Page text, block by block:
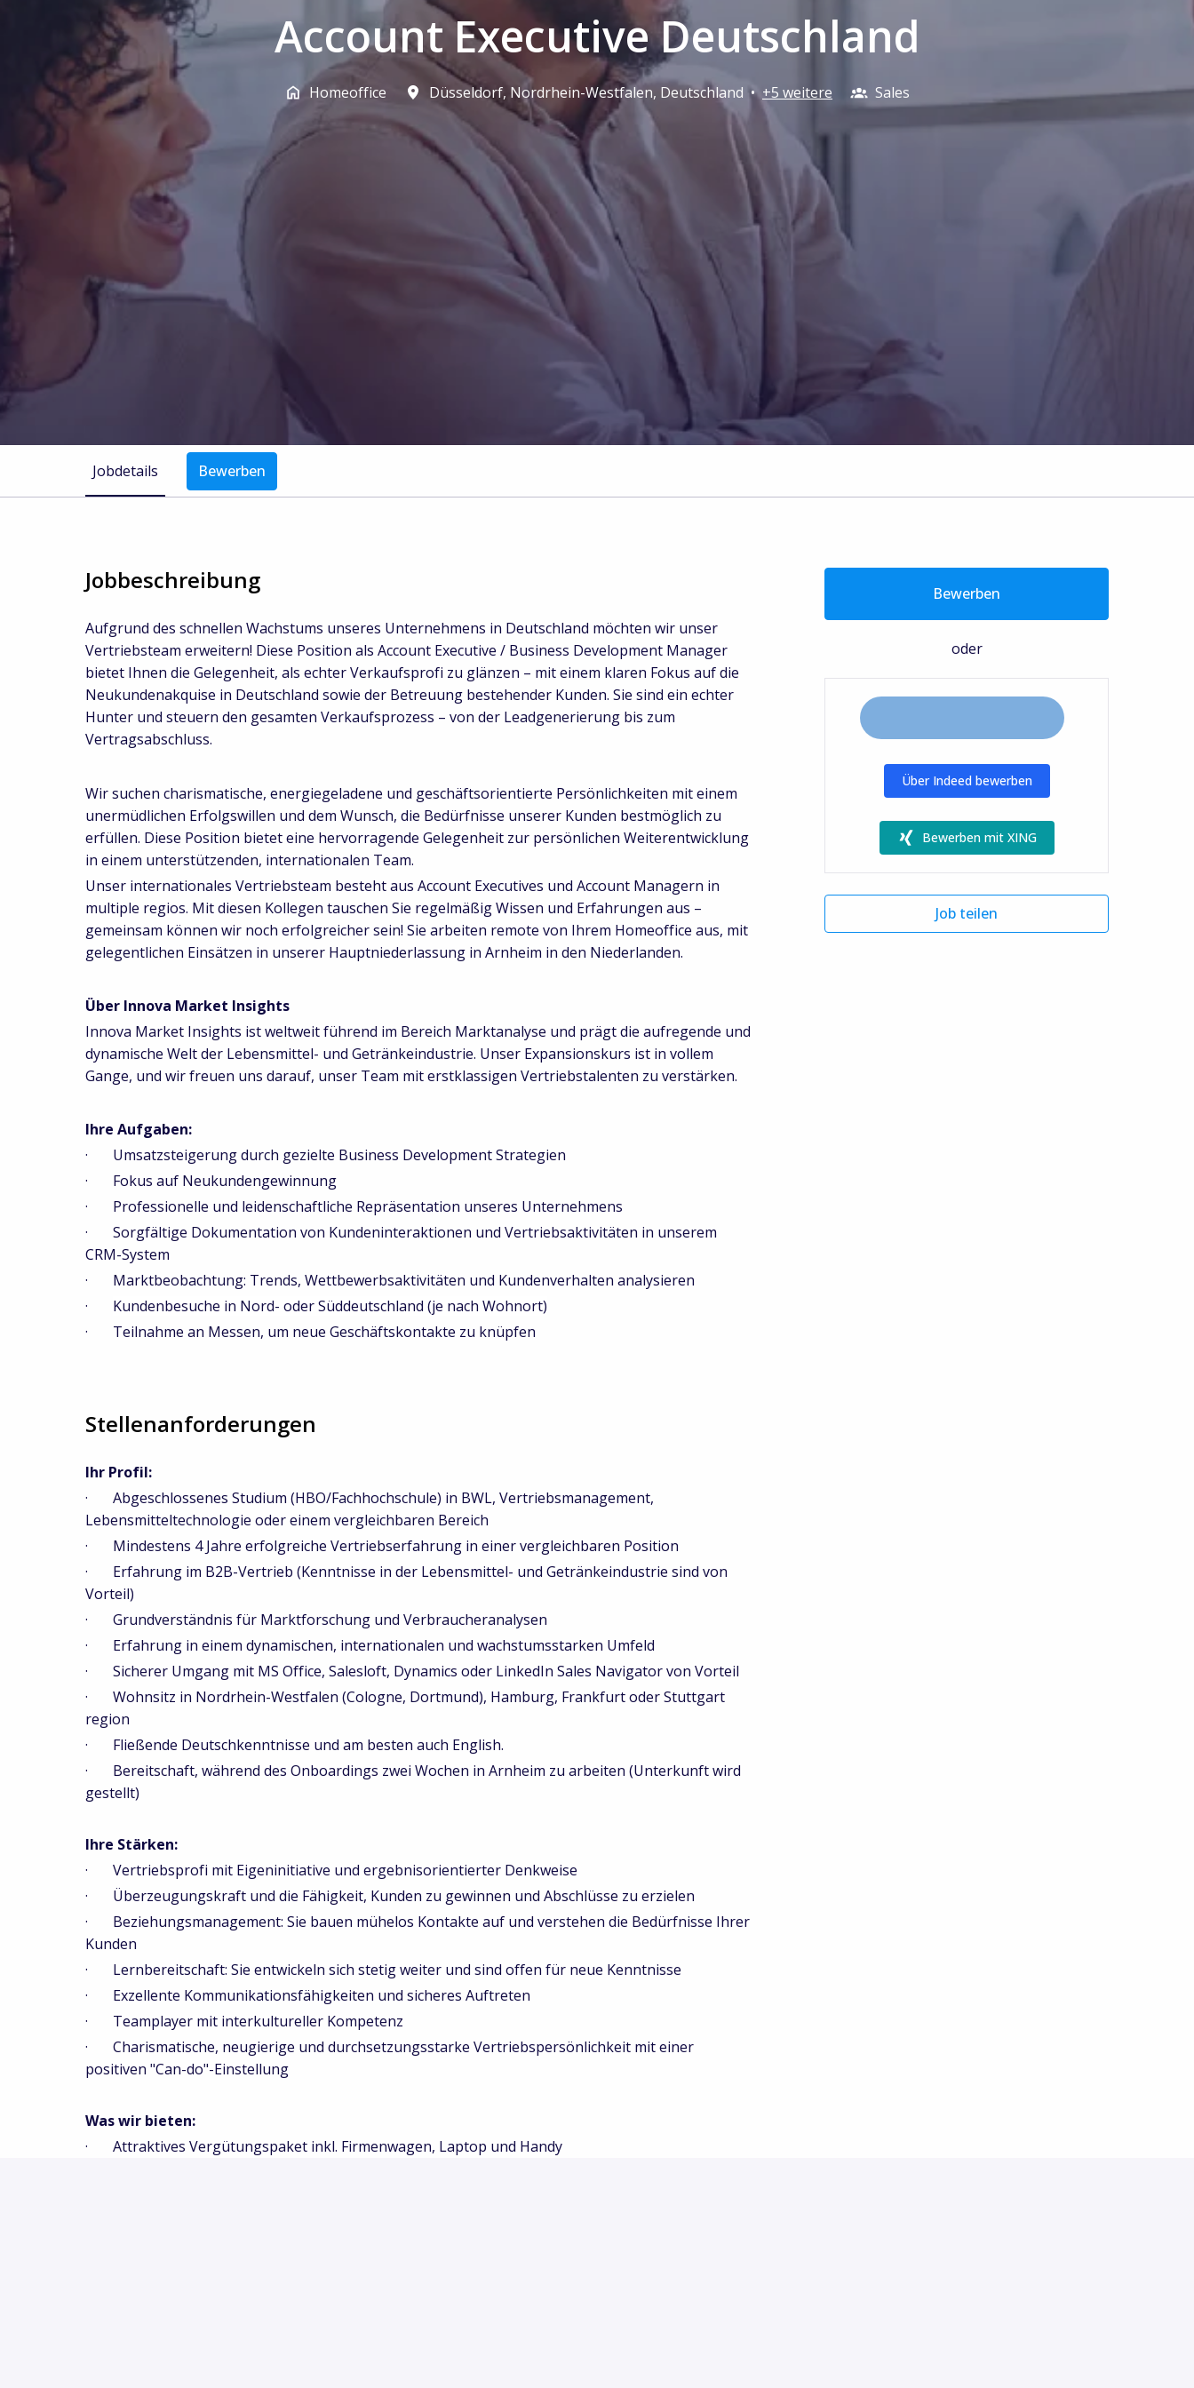
Account Executive Deutschland
Homeoffice Düsseldorf, Nordrhein-Westfalen, Deutschland • +5 weitere Sales
Jobdetails Bewerben
Jobbeschreibung
Aufgrund des schnellen Wachstums unseres Unternehmens in Deutschland möchten wir unser
Vertriebsteam erweitern! Diese Position als Account Executive / Business Development Manager
bietet Ihnen die Gelegenheit, als echter Verkaufsprofi zu glänzen – mit einem klaren Fokus auf die
Neukundenakquise in Deutschland sowie der Betreuung bestehender Kunden. Sie sind ein echter
Hunter und steuern den gesamten Verkaufsprozess – von der Leadgenerierung bis zum
Vertragsabschluss.
Wir suchen charismatische, energiegeladene und geschäftsorientierte Persönlichkeiten mit einem
unermüdlichen Erfolgswillen und dem Wunsch, die Bedürfnisse unserer Kunden bestmöglich zu
erfüllen. Diese Position bietet eine hervorragende Gelegenheit zur persönlichen Weiterentwicklung
in einem unterstützenden, internationalen Team.
Unser internationales Vertriebsteam besteht aus Account Executives und Account Managern in
multiple regios. Mit diesen Kollegen tauschen Sie regelmäßig Wissen und Erfahrungen aus –
gemeinsam können wir noch erfolgreicher sein! Sie arbeiten remote von Ihrem Homeoffice aus, mit
gelegentlichen Einsätzen in unserer Hauptniederlassung in Arnheim in den Niederlanden.
Über Innova Market Insights
Innova Market Insights ist weltweit führend im Bereich Marktanalyse und prägt die aufregende und
dynamische Welt der Lebensmittel- und Getränkeindustrie. Unser Expansionskurs ist in vollem
Gange, und wir freuen uns darauf, unser Team mit erstklassigen Vertriebstalenten zu verstärken.
Ihre Aufgaben:
· Umsatzsteigerung durch gezielte Business Development Strategien
· Fokus auf Neukundengewinnung
· Professionelle und leidenschaftliche Repräsentation unseres Unternehmens
· Sorgfältige Dokumentation von Kundeninteraktionen und Vertriebsaktivitäten in unserem
CRM-System
· Marktbeobachtung: Trends, Wettbewerbsaktivitäten und Kundenverhalten analysieren
· Kundenbesuche in Nord- oder Süddeutschland (je nach Wohnort)
· Teilnahme an Messen, um neue Geschäftskontakte zu knüpfen
Stellenanforderungen
Ihr Profil:
· Abgeschlossenes Studium (HBO/Fachhochschule) in BWL, Vertriebsmanagement,
Lebensmitteltechnologie oder einem vergleichbaren Bereich
· Mindestens 4 Jahre erfolgreiche Vertriebserfahrung in einer vergleichbaren Position
· Erfahrung im B2B-Vertrieb (Kenntnisse in der Lebensmittel- und Getränkeindustrie sind von
Vorteil)
· Grundverständnis für Marktforschung und Verbraucheranalysen
· Erfahrung in einem dynamischen, internationalen und wachstumsstarken Umfeld
· Sicherer Umgang mit MS Office, Salesloft, Dynamics oder LinkedIn Sales Navigator von Vorteil
· Wohnsitz in Nordrhein-Westfalen (Cologne, Dortmund), Hamburg, Frankfurt oder Stuttgart
region
· Fließende Deutschkenntnisse und am besten auch English.
· Bereitschaft, während des Onboardings zwei Wochen in Arnheim zu arbeiten (Unterkunft wird
gestellt)
Ihre Stärken:
· Vertriebsprofi mit Eigeninitiative und ergebnisorientierter Denkweise
· Überzeugungskraft und die Fähigkeit, Kunden zu gewinnen und Abschlüsse zu erzielen
· Beziehungsmanagement: Sie bauen mühelos Kontakte auf und verstehen die Bedürfnisse Ihrer
Kunden
· Lernbereitschaft: Sie entwickeln sich stetig weiter und sind offen für neue Kenntnisse
· Exzellente Kommunikationsfähigkeiten und sicheres Auftreten
· Teamplayer mit interkultureller Kompetenz
· Charismatische, neugierige und durchsetzungsstarke Vertriebspersönlichkeit mit einer
positiven "Can-do"-Einstellung
Was wir bieten:
· Attraktives Vergütungspaket inkl. Firmenwagen, Laptop und Handy
Bewerben
oder
Über Indeed bewerben
Bewerben mit XING
Job teilen